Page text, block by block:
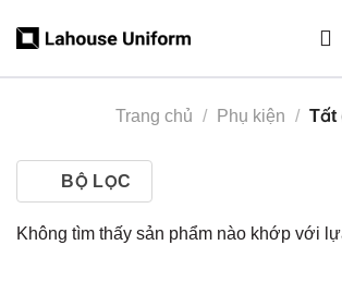
Trang chủ / Phụ kiện / Tất
BỘ LỌC
Không tìm thấy sản phẩm nào khớp với